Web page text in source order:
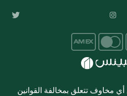
مخاوف تتعلق بمخالفة القوانين